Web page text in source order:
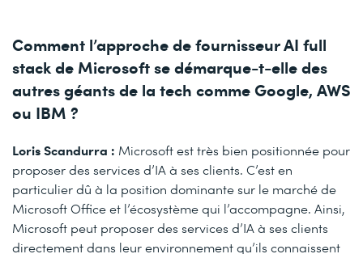
Comment l’approche de fournisseur AI full
stack de Microsoft se démarque-t-elle des
autres géants de la tech comme Google, AWS
ou IBM ?
Loris Scandurra : Microsoft est très bien positionnée pour
proposer des services d’IA à ses clients. C’est en
particulier dû à la position dominante sur le marché de
Microsoft Office et l’écosystème qui l’accompagne. Ainsi,
Microsoft peut proposer des services d’IA à ses clients
directement dans leur environnement qu’ils connaissent